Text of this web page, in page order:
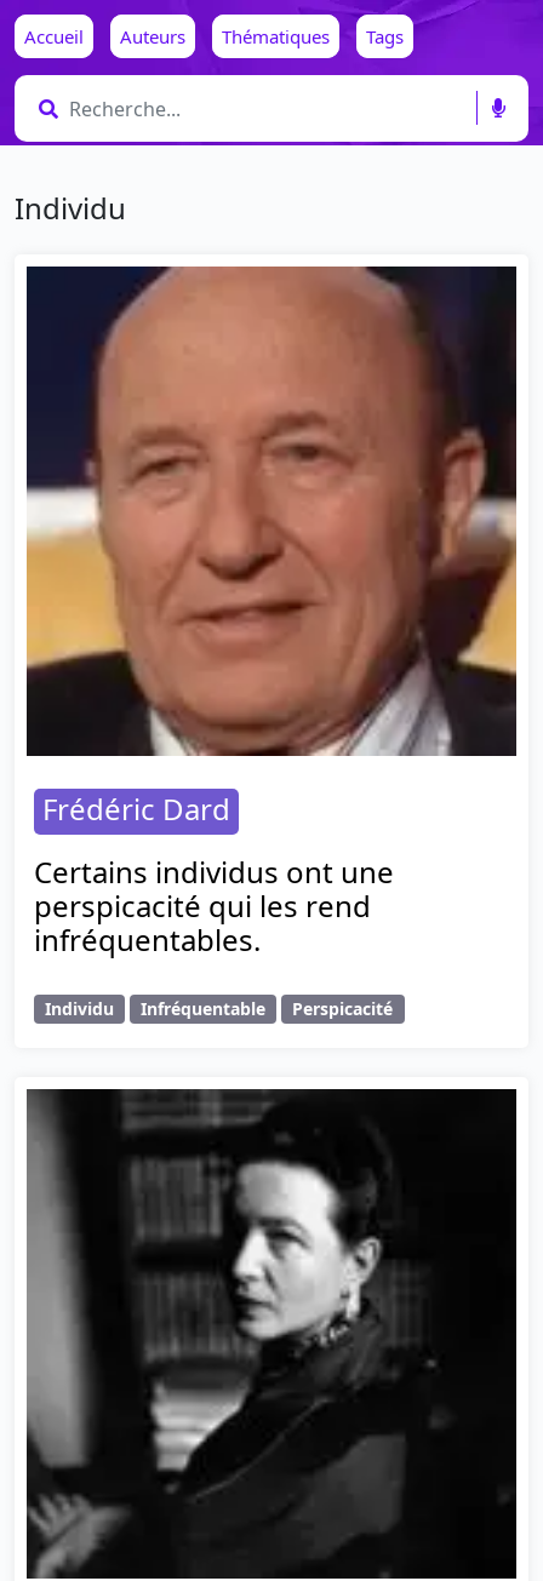
Accueil Auteurs Thématiques Tags
Individu
Frédéric Dard
Certains individus ont une
perspicacité qui les rend
infréquentables.
Individu Infréquentable Perspicacité